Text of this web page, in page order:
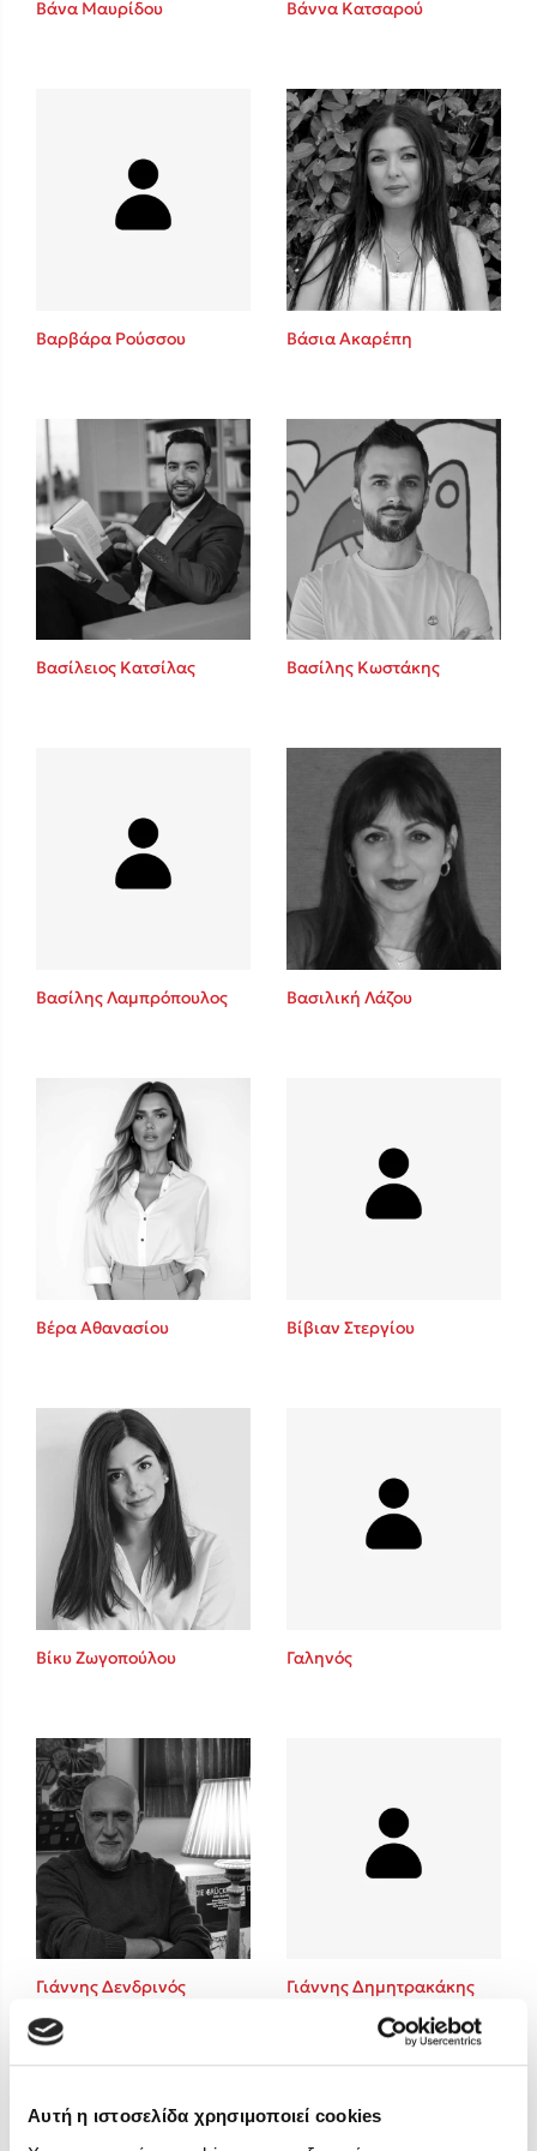
Αυτή η ιστοσελίδα χρησιμοποιεί cookies
Sebastian Fitzek
Playlist
Το λεξικό της ζωής σου
Κώστας Κρομμύδας
Ιωάννης Γλωσσόπουλος
Ένας γίγαντας στο σχολείο
Δανάη Δεληγεώργη
Mel Robbins
Η μέθοδος Αφήστε τους
Δημοφιλείς Συγγραφείς
Φυστίκι ΠουΚυλάει
Παύλος Καστανάς
El Sombrero
Στέφανος Ξενάκης
Sebastian Fitzek
Κατρίνα Τσάνταλη
Lucinda Riley
Mimi Matthews
Benzamin Bécue
Rebecca Yarros
Teo Benedetti
Τζένη Κουτσοδημητροπούλου
Ali Hazelwood
Cori Doerrfeld
Pierdomenico Baccalario
Δανάη Ιμπραχήμ
Βάνα Μαυρίδου Βάννα Κατσαρού
Βαρβάρα Ρούσσου Βάσια Ακαρέπη
Βασίλειος Κατσίλας Βασίλης Κωστάκης
Βασίλης Λαμπρόπουλος Βασιλική Λάζου
Βέρα Αθανασίου Βίβιαν Στεργίου
Βίκυ Ζωγοπούλου Γαληνός
Γιάννης Δενδρινός Γιάννης Δημητρακάκης